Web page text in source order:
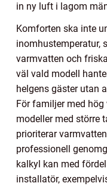
in ny luft i lagom
Komforten ska inte
inomhustemperatur,
varmvatten och
väl vald modell
helgens gäster utan
För familjer med
modeller med större
prioriterar
professionell
kalkyl kan med
installatör,